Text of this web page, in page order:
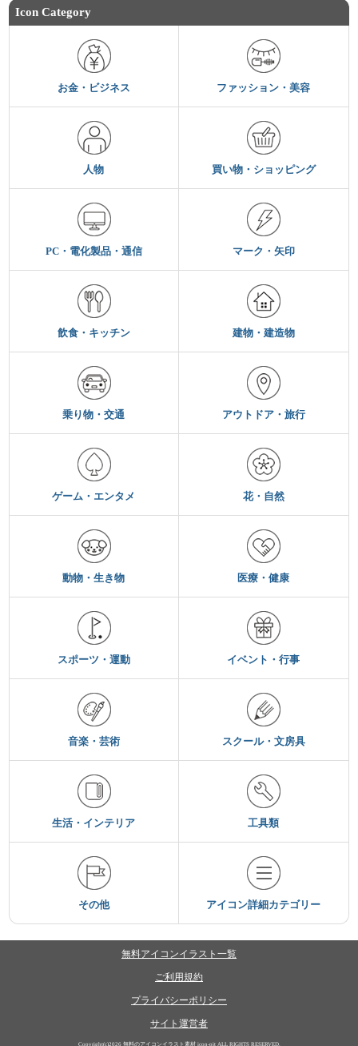
Icon Category
お金・ビジネス ファッション・美容
人物 買い物・ショッピング
PC・電化製品・通信 マーク・矢印
飲食・キッチン 建物・建造物
乗り物・交通 アウトドア・旅行
ゲーム・エンタメ 花・自然
動物・生き物 医療・健康
スポーツ・運動 イベント・行事
音楽・芸術 スクール・文房具
生活・インテリア 工具類
その他 アイコン詳細カテゴリー
無料アイコンイラスト一覧
ご利用規約
プライバシーポリシー
サイト運営者
Copyright(c)2026 無料のアイコンイラスト素材 icon-pitALL RIGHTS RESERVED.